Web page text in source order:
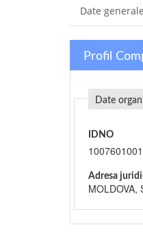
Date generale
Profil
Date
IDNO
Adresa